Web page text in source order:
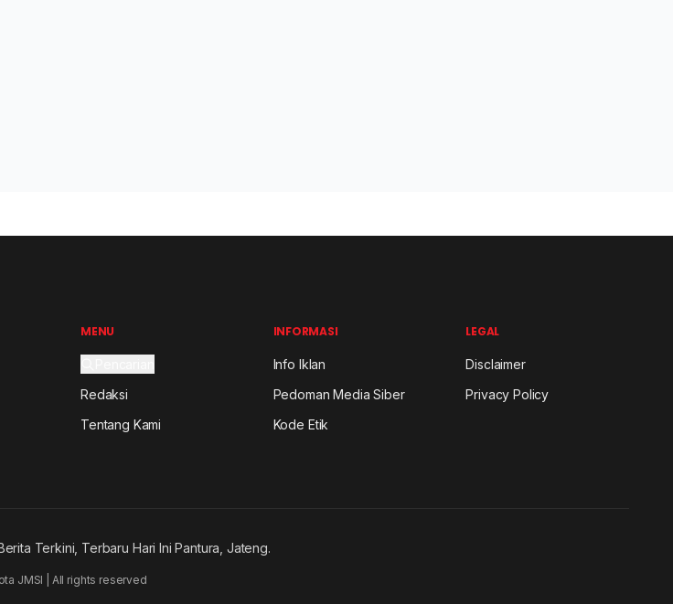
MENU
Redaksi
Tentang Kami
INFORMASI
Info Iklan
Pedoman Media Siber
Kode Etik
LEGAL
Disclaimer
Privacy Policy
Terkini, Terbaru Hari Ini Pantura, Jateng.
JMSI | All rights reserved